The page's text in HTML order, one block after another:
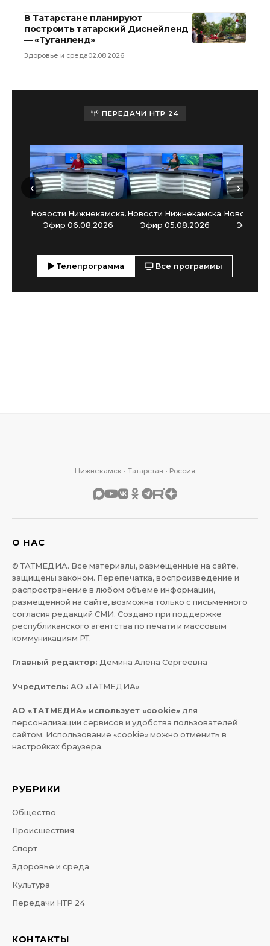
В Татарстане планируют
построить татарский Диснейленд
— «Туганленд»
Здоровье и среда02.08.2026
ПЕРЕДАЧИ НТР 24
Новости Нижнекамска.
Эфир 06.08.2026
Новости Нижнекамска.
Эфир 05.08.2026
Новости
Эфир
‹ ›
Телепрограмма Все программы
Нижнекамск • Татарстан • Россия
О НАС
© ТАТМЕДИА. Все материалы, размещенные на сайте,
защищены законом. Перепечатка, воспроизведение и
распространение в любом объеме информации,
размещенной на сайте, возможна только с письменного
согласия редакций СМИ. Создано при поддержке
республиканского агентства по печати и массовым
коммуникациям РТ.
Главный редактор: Дёмина Алёна Сергеевна
Учредитель: АО «ТАТМЕДИА»
АО «ТАТМЕДИА» использует «cookie» для
персонализации сервисов и удобства пользователей
сайтом. Использование «cookie» можно отменить в
настройках браузера.
РУБРИКИ
Общество
Происшествия
Спорт
Здоровье и среда
Культура
Передачи НТР 24
КОНТАКТЫ